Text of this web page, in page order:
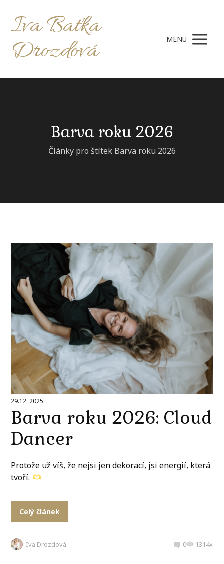
Iva Baťka
Drozdová MENU
Barva roku 2026
Články pro štítek Barva roku 2026
29.12. 2025
Barva roku 2026: Cloud
Dancer
Protože už víš, že nejsi jen dekorací, jsi energií, která
tvoří.
Celý článek
Iva Drozdová 0 1314x